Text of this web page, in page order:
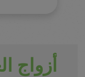
أزواج